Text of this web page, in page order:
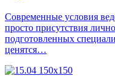
Современные условия
просто присутствия
подготовленных
ценятся…